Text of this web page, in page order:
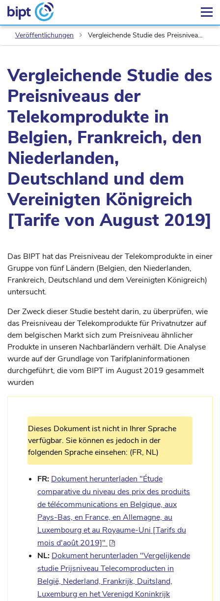
Veröffentlichungen Vergleichende Studie des Preisniveaus der Telekomprodukte in Belgien, Frankreich, den Niederlanden, Deutschland und dem Vereinigten Königreich [Tarife von August 2019]
Vergleichende Studie des
Preisniveaus der
Telekomprodukte in
Belgien, Frankreich, den
Niederlanden,
Deutschland und dem
Vereinigten Königreich
[Tarife von August 2019]
Das BIPT hat das Preisniveau der Telekomprodukte in einer
Gruppe von fünf Ländern (Belgien, den Niederlanden,
Frankreich, Deutschland und dem Vereinigten Königreich)
untersucht.
Der Zweck dieser Studie besteht darin, zu überprüfen, wie
das Preisniveau der Telekomprodukte für Privatnutzer auf
dem belgischen Markt sich zum Preisniveau ähnlicher
Produkte in unseren Nachbarländern verhält. Die Analyse
wurde auf der Grundlage von Tarifplaninformationen
durchgeführt, die vom BIPT im August 2019 gesammelt
wurden
Dieses Dokument ist nicht in Ihrer Sprache
verfügbar. Sie können es jedoch in der
folgenden Sprache einsehen: (FR, NL)
FR: Dokument herunterladen "Étude
comparative du niveau des prix des produits
de télécommunications en Belgique, aux
Pays-Bas, en France, en Allemagne, au
Luxembourg et au Royaume-Uni [Tarifs du
mois d'août 2019]"
NL: Dokument herunterladen "Vergelijkende
studie Prijsniveau Telecomproducten in
België, Nederland, Frankrijk, Duitsland,
Luxemburg en het Verenigd Koninkrijk